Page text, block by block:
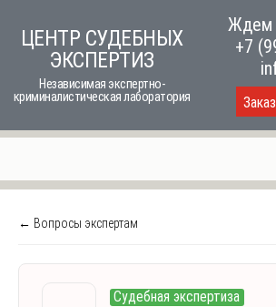
ЦЕНТР СУДЕБНЫХ
ЭКСПЕРТИЗ
Независимая экспертно-
криминалистическая лаборатория
Ждем
+7
← Вопросы экспертам
Судебная экспертиза